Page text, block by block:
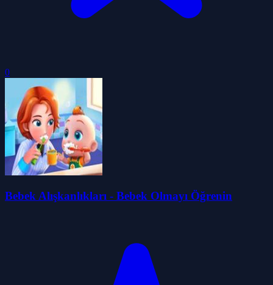
0
Bebek Alışkanlıkları - Bebek Olmayı Öğrenin